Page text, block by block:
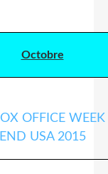
Octobre